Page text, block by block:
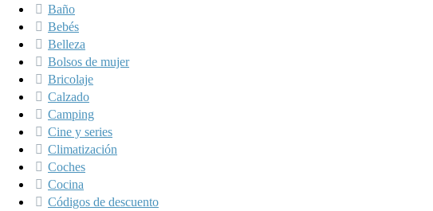
Baño
Bebés
Belleza
Bolsos de mujer
Bricolaje
Calzado
Camping
Cine y series
Climatización
Coches
Cocina
Códigos de descuento